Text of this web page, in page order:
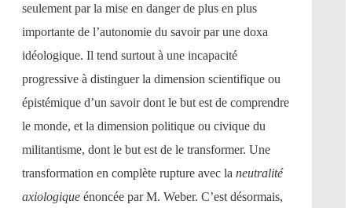
seulement par la mise en danger de plus en plus
importante de l’autonomie du savoir par une doxa
idéologique. Il tend surtout à une incapacité
progressive à distinguer la dimension scientifique ou
épistémique d’un savoir dont le but est de comprendre
le monde, et la dimension politique ou civique du
militantisme, dont le but est de le transformer. Une
transformation en complète rupture avec la neutralité
axiologique énoncée par M. Weber. C’est désormais,